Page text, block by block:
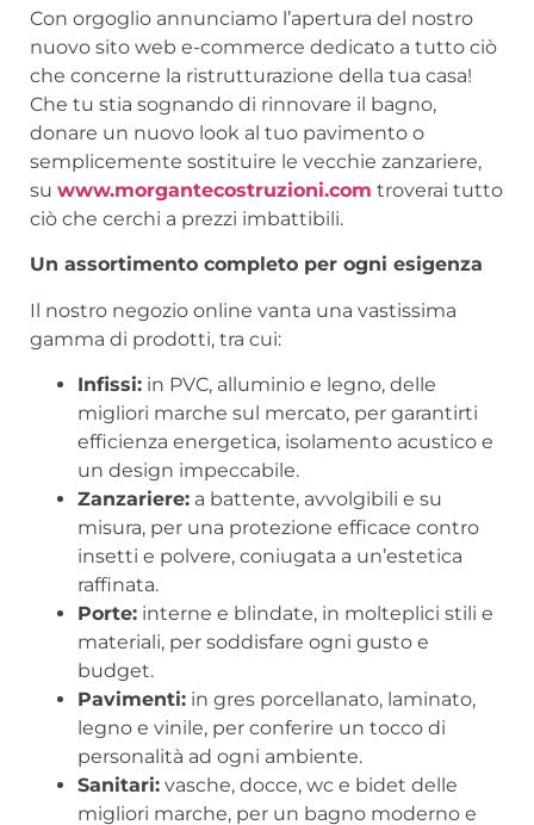
Con orgoglio annunciamo l’apertura del nostro
nuovo sito web e-commerce dedicato a tutto ciò
che concerne la ristrutturazione della tua casa!
Che tu stia sognando di rinnovare il bagno,
donare un nuovo look al tuo pavimento o
semplicemente sostituire le vecchie zanzariere,
su www.morgantecostruzioni.com troverai tutto
ciò che cerchi a prezzi imbattibili.
Un assortimento completo per ogni esigenza
Il nostro negozio online vanta una vastissima
gamma di prodotti, tra cui:
Infissi: in PVC, alluminio e legno, delle
migliori marche sul mercato, per garantirti
efficienza energetica, isolamento acustico e
un design impeccabile.
Zanzariere: a battente, avvolgibili e su
misura, per una protezione efficace contro
insetti e polvere, coniugata a un’estetica
raffinata.
Porte: interne e blindate, in molteplici stili e
materiali, per soddisfare ogni gusto e
budget.
Pavimenti: in gres porcellanato, laminato,
legno e vinile, per conferire un tocco di
personalità ad ogni ambiente.
Sanitari: vasche, docce, wc e bidet delle
migliori marche, per un bagno moderno e